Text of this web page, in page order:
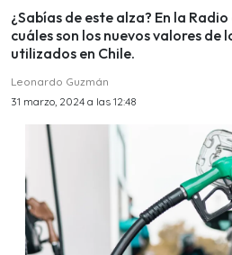
¿Sabías de este alza? En la
cuáles son los nuevos valores de
utilizados en Chile.
Leonardo Guzmán
31 marzo, 2024 a las 12:48